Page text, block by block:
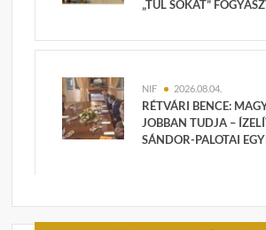
„TÚL SOKAT”
NIF 2026.08.04.
RÉTVÁRI BENCE:
JOBBAN TUDJA –
SÁNDOR-PALOTAI